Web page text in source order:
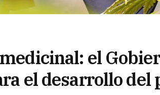
el
el desarrollo del